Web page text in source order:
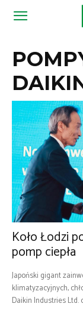
Magazyn
Koło Łodzi
pomp ciepła
Japoński gigant
klimatyzacyjnych,
Daikin Industries Ltd.